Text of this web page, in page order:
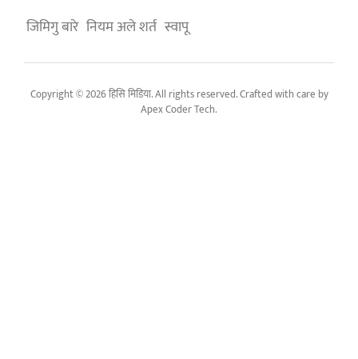
जिमिगु बारे नियम अले शर्त स्वापू
Copyright © 2026 हिसि मिडिया. All rights reserved. Crafted with care by
Apex Coder Tech.